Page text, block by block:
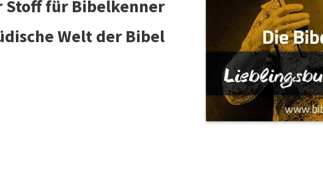
Stoff für Bibelkenner
Welt der Bibel